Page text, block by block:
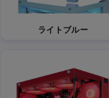
ライトブルー